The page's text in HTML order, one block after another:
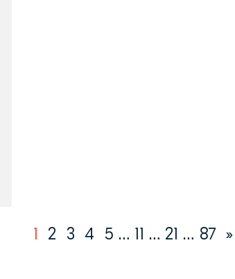
1 2 3 4 5 … 11 … 21 … 87 »